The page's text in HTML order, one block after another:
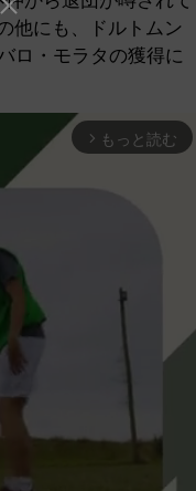
他にも、ドルトムン
ロ・モラタの獲得に
arrow_forward_ios もっと読む